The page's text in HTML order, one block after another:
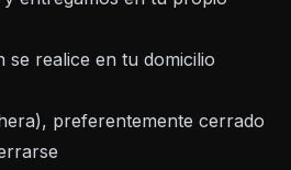
se realice en tu domicilio
preferentemente cerrado